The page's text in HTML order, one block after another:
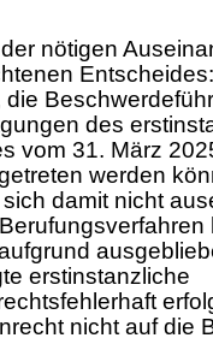
nötigen
des
vom 31. März
werden
damit nicht
erstinstanzliche
nicht auf die